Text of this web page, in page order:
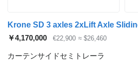
Krone SD 3 axles 2xLift Axle
￥4,170,000
€22,900 ≈ $26,460
カーテンサイドセミトレーラ